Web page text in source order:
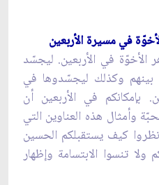
في مسيرة الأربعين
في الأربعين. ليجسّد
بينهم وكذلك ليجسّدوها في
بإمكانكم في الأربعين أن
وأمثال هذه العناوين التي
كيف يستقبلكم الحسين
ولا تنسوا الابتسامة وإظهار